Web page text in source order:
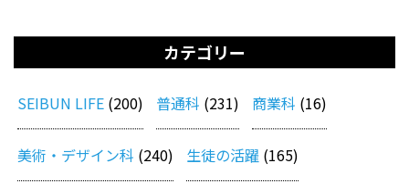
カテゴリー
SEIBUN LIFE (200) 普通科 (231) 商業科 (16)
美術・デザイン科 (240) 生徒の活躍 (165)